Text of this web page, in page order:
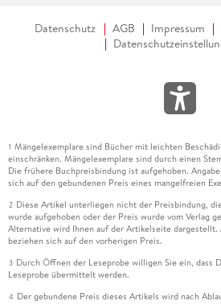
der Bonusband, der uns die in 90er
Tannenbaum führen wird.
Datenschutz AGB Impressum
1 Mängelexemplare sind Bücher mit leichten
einschränken. Mängelexemplare sind durch einen
Die frühere Buchpreisbindung ist aufgehoben.
sich auf den gebundenen Preis eines mangelfreien
2 Diese Artikel unterliegen nicht der Preisbindung,
wurde aufgehoben oder der Preis wurde vom Verlag
Alternative wird Ihnen auf der Artikelseite dargestellt.
beziehen sich auf den vorherigen Preis.
3 Durch Öffnen der Leseprobe willigen Sie ein, dass
Leseprobe übermittelt werden.
4 Der gebundene Preis dieses Artikels wird nach